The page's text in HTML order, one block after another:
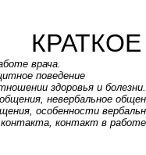
врача.
поведение
здоровья и
невербальное
особенности
контакт в